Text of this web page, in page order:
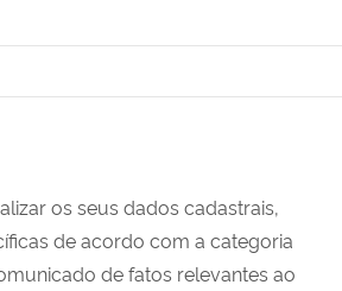
os seus dados cadastrais,
de acordo com a categoria
de fatos relevantes ao